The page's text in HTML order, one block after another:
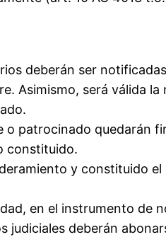
deberán ser
Asimismo, será válida
patrocinado quedarán
constituido.
y constituido
en el instrumento
judiciales deberán